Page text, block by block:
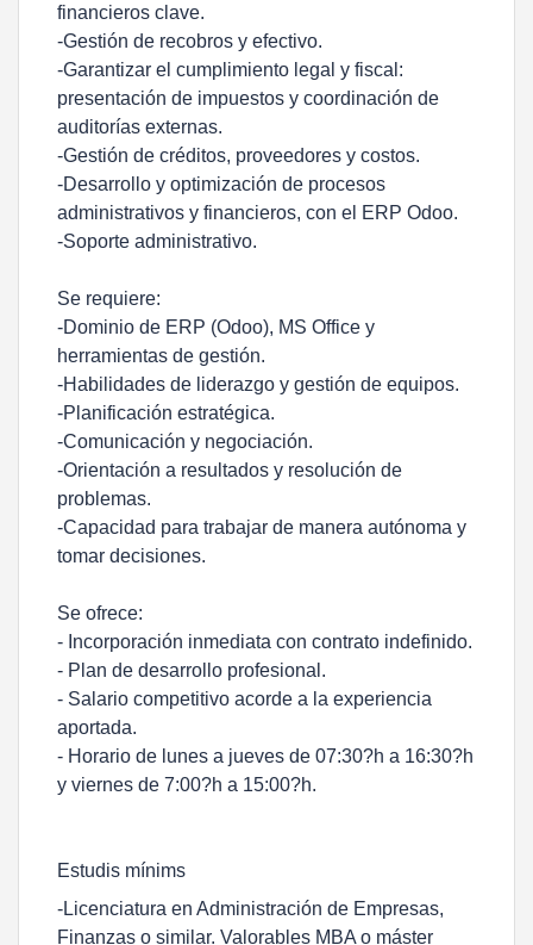
financieros clave.
-Gestión de recobros y efectivo.
-Garantizar el cumplimiento legal y fiscal:
presentación de impuestos y coordinación de
auditorías externas.
-Gestión de créditos, proveedores y costos.
-Desarrollo y optimización de procesos
administrativos y financieros, con el ERP Odoo.
-Soporte administrativo.
Se requiere:
-Dominio de ERP (Odoo), MS Office y
herramientas de gestión.
-Habilidades de liderazgo y gestión de equipos.
-Planificación estratégica.
-Comunicación y negociación.
-Orientación a resultados y resolución de
problemas.
-Capacidad para trabajar de manera autónoma y
tomar decisiones.
Se ofrece:
- Incorporación inmediata con contrato indefinido.
- Plan de desarrollo profesional.
- Salario competitivo acorde a la experiencia
aportada.
- Horario de lunes a jueves de 07:30?h a 16:30?h
y viernes de 7:00?h a 15:00?h.
Estudis mínims
-Licenciatura en Administración de Empresas,
Finanzas o similar. Valorables MBA o máster